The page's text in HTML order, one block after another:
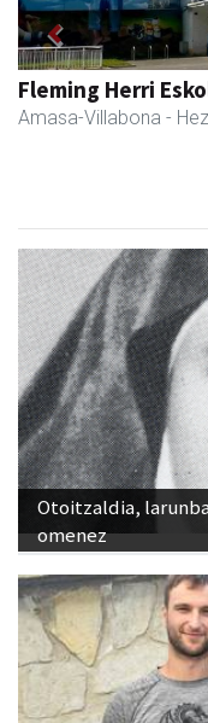
Amasa kafetegia
Amasa-Villabona -
Previous
Otoitzaldia,
omenez